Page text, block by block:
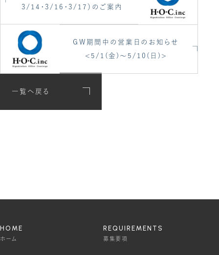
3/14・3/16・3/17）のご案内
GW期間中の営業日のお知らせ
<5/1(金)～5/10(日)>
一覧へ戻る
HOME
ホーム
REQUIREMENTS
募集要項